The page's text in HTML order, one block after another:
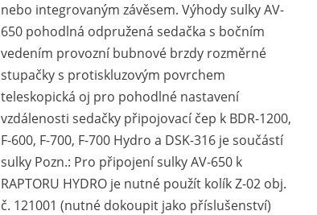
nebo integrovaným závěsem. Výhody sulky AV-
650 pohodlná odpružená sedačka s bočním
vedením provozní bubnové brzdy rozměrné
stupačky s protiskluzovým povrchem
teleskopická oj pro pohodlné nastavení
vzdálenosti sedačky připojovací čep k BDR-1200,
F-600, F-700, F-700 Hydro a DSK-316 je součástí
sulky Pozn.: Pro připojení sulky AV-650 k
RAPTORU HYDRO je nutné použít kolík Z-02 obj.
č. 121001 (nutné dokoupit jako příslušenství)